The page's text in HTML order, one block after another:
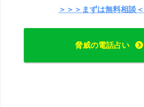
＞＞＞まずは無料相談
脅威の電話占い